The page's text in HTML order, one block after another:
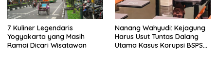
7 Kuliner Legendaris
Yogyakarta yang Masih
Ramai Dicari Wisatawan
Nanang Wahyudi: Kejagung
Harus Usut Tuntas Dalang
Utama Kasus Korupsi BSPS